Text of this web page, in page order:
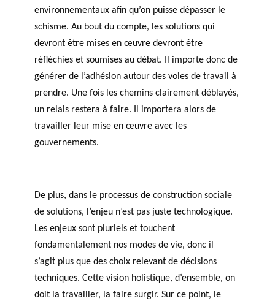
environnementaux afin qu’on puisse dépasser le
schisme. Au bout du compte, les solutions qui
devront être mises en œuvre devront être
réfléchies et soumises au débat. Il importe donc de
générer de l’adhésion autour des voies de travail à
prendre. Une fois les chemins clairement déblayés,
un relais restera à faire. Il importera alors de
travailler leur mise en œuvre avec les
gouvernements.
De plus, dans le processus de construction sociale
de solutions, l’enjeu n’est pas juste technologique.
Les enjeux sont pluriels et touchent
fondamentalement nos modes de vie, donc il
s’agit plus que des choix relevant de décisions
techniques. Cette vision holistique, d’ensemble, on
doit la travailler, la faire surgir. Sur ce point, le